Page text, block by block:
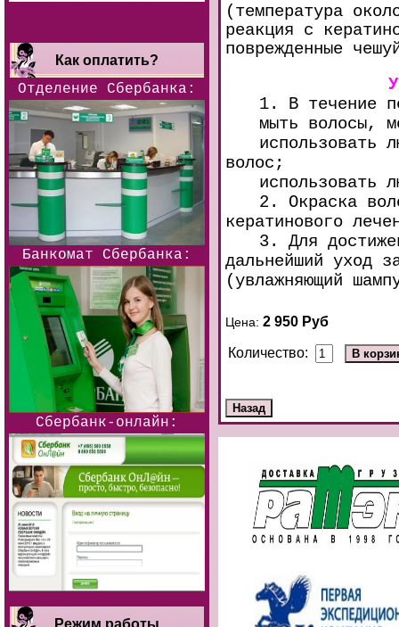
Как оплатить?
Отделение Сбербанка:
Банкомат Сбербанка:
Сбербанк-онлайн:
Режим работы
(температура
реакция с
поврежденные
1. В течение
мыть волосы,
использовать
волос;
использовать
2. Окраска
кератинового
3. Для
дальнейший уход
(увлажняющий
Цена: 2 950 Руб
Количество: